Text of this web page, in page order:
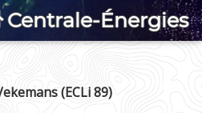
Centrale-Énergies
(ECLi 89)